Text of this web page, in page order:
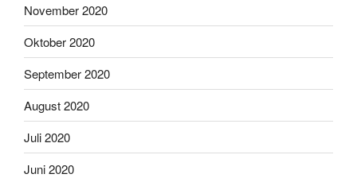
November 2020
Oktober 2020
September 2020
August 2020
Juli 2020
Juni 2020